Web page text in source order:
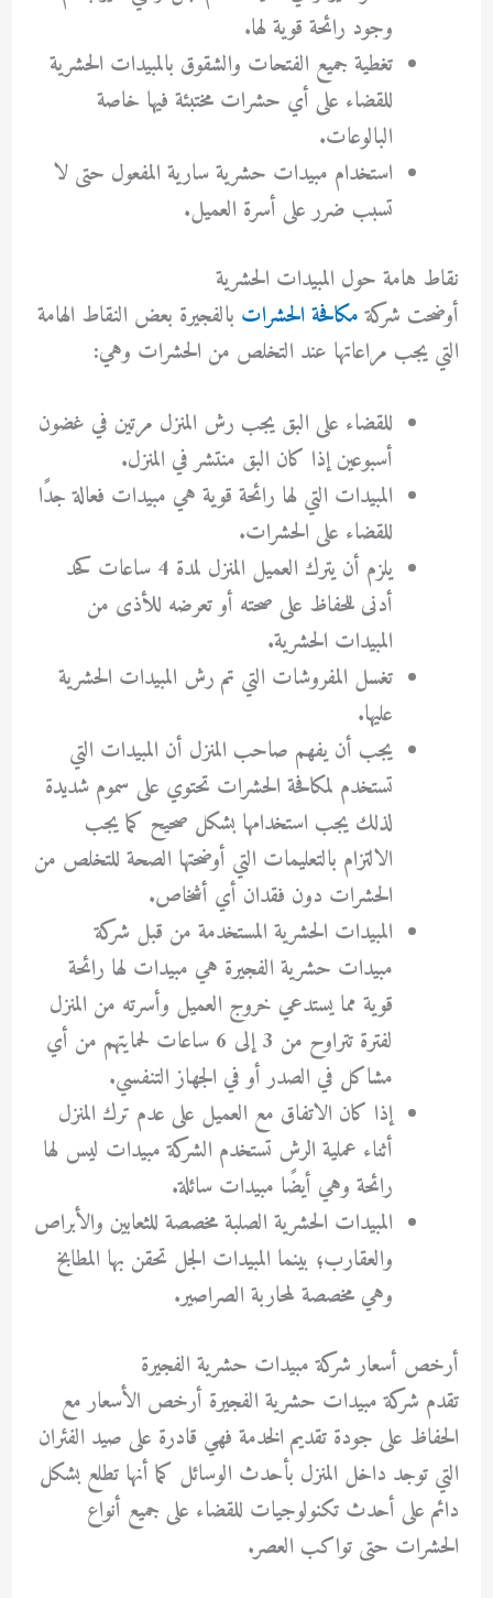
وجود رائحة قوية لها.
تغطية جميع الفتحات والشقوق بالمبيدات الحشرية
للقضاء على أي حشرات مختبئة فيها خاصة
البالوعات.
استخدام مبيدات حشرية سارية المفعول حتى لا
تسبب ضرر على أسرة العميل.
نقاط هامة حول المبيدات الحشرية
أوضحت شركةمكافحة الحشرات بالفجيرة بعض النقاط الهامة
التي يجب مراعاتها عند التخلص من الحشرات وهي:
للقضاء على البق يجب رش المنزل مرتين في غضون
أسبوعين إذا كان البق منتشر في المنزل.
المبيدات التي لها رائحة قوية هي مبيدات فعالة جدًا
للقضاء على الحشرات.
يلزم أن يترك العميل المنزل لمدة 4 ساعات كحد
أدنى للحفاظ على صحته أو تعرضه للأذى من
المبيدات الحشرية.
تغسل المفروشات التي تم رش المبيدات الحشرية
عليها.
يجب أن يفهم صاحب المنزل أن المبيدات التي
تستخدم لمكافحة الحشرات تحتوي على سموم شديدة
لذلك يجب استخدامها بشكل صحيح كما يجب
الالتزام بالتعليمات التي أوضحتها الصحة للتخلص من
الحشرات دون فقدان أي أشخاص.
المبيدات الحشرية المستخدمة من قبل شركة
مبيدات حشرية الفجيرة هي مبيدات لها رائحة
قوية مما يستدعي خروج العميل وأسرته من المنزل
لفترة تتراوح من 3 إلى 6 ساعات لحمايتهم من أي
مشاكل في الصدر أو في الجهاز التنفسي.
إذا كان الاتفاق مع العميل على عدم ترك المنزل
أثناء عملية الرش تستخدم الشركة مبيدات ليس لها
رائحة وهي أيضًا مبيدات سائلة.
المبيدات الحشرية الصلبة مخصصة للثعابين والأبراص
والعقارب؛ بينما المبيدات الجل تحقن بها المطابخ
وهي مخصصة لمحاربة الصراصير.
أرخص أسعار شركة مبيدات حشرية الفجيرة
تقدم شركة مبيدات حشرية الفجيرة أرخص الأسعار مع
الحفاظ على جودة تقديم الخدمة فهي قادرة على صيد الفئران
التي توجد داخل المنزل بأحدث الوسائل كما أنها تطلع بشكل
دائم على أحدث تكنولوجيات للقضاء على جميع أنواع
الحشرات حتى تواكب العصر.